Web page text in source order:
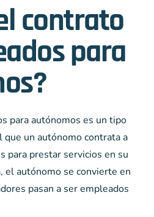
contrato
para
para autónomos es un tipo
un autónomo contrata a
para prestar servicios en su
el autónomo se convierte en
pasan a ser empleados